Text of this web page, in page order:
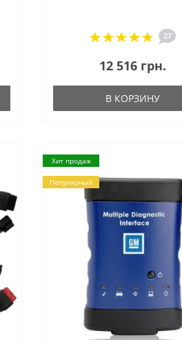
27
12 516 грн.
В КОРЗИНУ
Хит продаж
Популярный